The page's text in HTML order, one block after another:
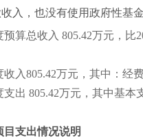
入，也没有使用政府性基
预算总收入 805.42万元，比
收入805.42万元，其中：经
支出 805.42万元，其中基本
目支出情况说明